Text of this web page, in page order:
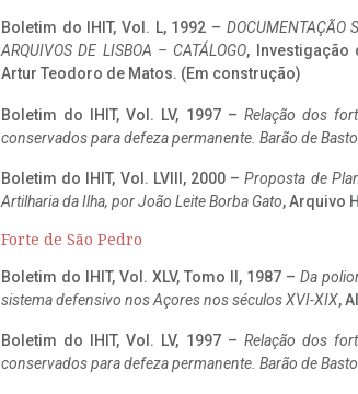
Boletim do IHIT, Vol. L, 1992 – DOCUMENTAÇÃO
ARQUIVOS DE LISBOA – CATÁLOGO, Investigação
Artur Teodoro de Matos. (Em construção)
Boletim do IHIT, Vol. LV, 1997 – Relação dos
conservados para defeza permanente. Barão de
Boletim do IHIT, Vol. LVIII, 2000 –Proposta de
Artilharia da Ilha, por João Leite Borba Gato, Arquivo
Forte de São Pedro
Boletim do IHIT, Vol. XLV, Tomo II, 1987 – Da
sistema defensivo nos Açores nos séculos XVI-XIX,
Boletim do IHIT, Vol. LV, 1997 – Relação dos
conservados para defeza permanente. Barão de